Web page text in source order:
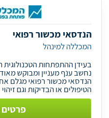
הנדסאי מכשור רפואי
המכללה למינהל
בעידן ההתפתחות הטכנולוגית
נחשב ענף מעניין ומבוקש
הנדסאי מכשור רפואי מגלם
הטיפולים או הבדיקות וגם זיהוי
פרטים